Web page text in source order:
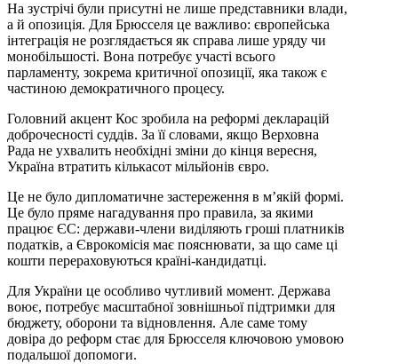
На зустрічі були присутні не лише представники влади,
а й опозиція. Для Брюсселя це важливо: європейська
інтеграція не розглядається як справа лише уряду чи
монобільшості. Вона потребує участі всього
парламенту, зокрема критичної опозиції, яка також є
частиною демократичного процесу.
Головний акцент Кос зробила на реформі декларацій
доброчесності суддів. За її словами, якщо Верховна
Рада не ухвалить необхідні зміни до кінця вересня,
Україна втратить кількасот мільйонів євро.
Це не було дипломатичне застереження в м’якій формі.
Це було пряме нагадування про правила, за якими
працює ЄС: держави-члени виділяють гроші платників
податків, а Єврокомісія має пояснювати, за що саме ці
кошти перераховуються країні-кандидатці.
Для України це особливо чутливий момент. Держава
воює, потребує масштабної зовнішньої підтримки для
бюджету, оборони та відновлення. Але саме тому
довіра до реформ стає для Брюсселя ключовою умовою
подальшої допомоги.